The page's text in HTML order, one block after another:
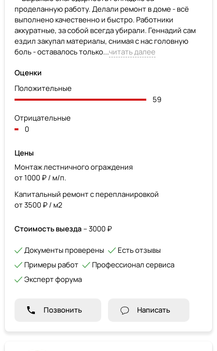
проделанную работу. Делали ремонт в доме - всё
выполнено качественно и быстро. Работники
аккуратные, за собой всегда убирали. Геннадий сам
ездил закупал материалы, снимая с нас головную
боль - оставалось только...читать далее
Оценки
Положительные
59
Отрицательные
0
Цены
Монтаж лестничного ограждения
от 1000 ₽ / м/п.
Капитальный ремонт с перепланировкой
от 3500 ₽ / м2
Стоимость выезда – 3000 ₽
Документы проверены
Есть отзывы
Примеры работ
Профессионал сервиса
Эксперт форума
Позвонить Написать